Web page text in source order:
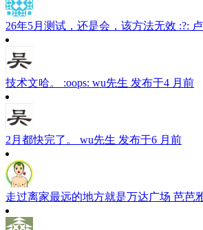
26年5月测试，还是会，该方法无效 :?:
技术文哈。 :oops: wu先生 发布于4 月前
2月都快完了。 wu先生 发布于6 月前
走过离家最远的地方就是万达广场 芭芭